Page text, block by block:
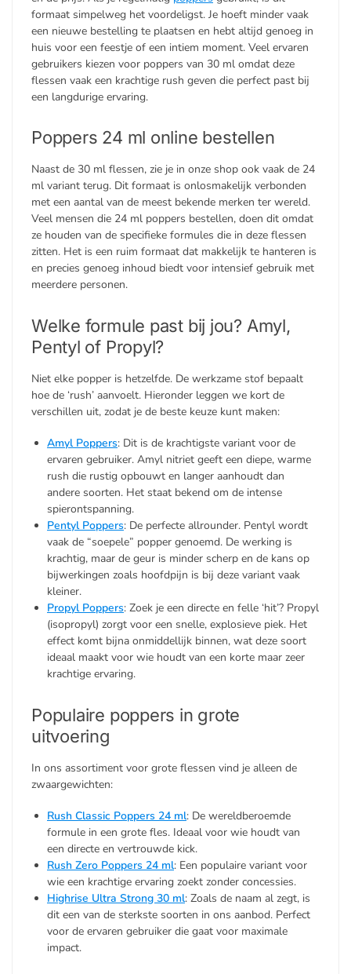
formaat simpelweg het voordeligst. Je hoeft minder vaak
een nieuwe bestelling te plaatsen en hebt altijd genoeg in
huis voor een feestje of een intiem moment. Veel ervaren
gebruikers kiezen voor poppers van 30 ml omdat deze
flessen vaak een krachtige rush geven die perfect past bij
een langdurige ervaring.
Poppers 24 ml online bestellen
Naast de 30 ml flessen, zie je in onze shop ook vaak de 24
ml variant terug. Dit formaat is onlosmakelijk verbonden
met een aantal van de meest bekende merken ter wereld.
Veel mensen die 24 ml poppers bestellen, doen dit omdat
ze houden van de specifieke formules die in deze flessen
zitten. Het is een ruim formaat dat makkelijk te hanteren is
en precies genoeg inhoud biedt voor intensief gebruik met
meerdere personen.
Welke formule past bij jou? Amyl,
Pentyl of Propyl?
Niet elke popper is hetzelfde. De werkzame stof bepaalt
hoe de ‘rush’ aanvoelt. Hieronder leggen we kort de
verschillen uit, zodat je de beste keuze kunt maken:
Amyl Poppers: Dit is de krachtigste variant voor de
ervaren gebruiker. Amyl nitriet geeft een diepe, warme
rush die rustig opbouwt en langer aanhoudt dan
andere soorten. Het staat bekend om de intense
spierontspanning.
Pentyl Poppers: De perfecte allrounder. Pentyl wordt
vaak de “soepele” popper genoemd. De werking is
krachtig, maar de geur is minder scherp en de kans op
bijwerkingen zoals hoofdpijn is bij deze variant vaak
kleiner.
Propyl Poppers: Zoek je een directe en felle ‘hit’? Propyl
(isopropyl) zorgt voor een snelle, explosieve piek. Het
effect komt bijna onmiddellijk binnen, wat deze soort
ideaal maakt voor wie houdt van een korte maar zeer
krachtige ervaring.
Populaire poppers in grote
uitvoering
In ons assortiment voor grote flessen vind je alleen de
zwaargewichten:
Rush Classic Poppers 24 ml: De wereldberoemde
formule in een grote fles. Ideaal voor wie houdt van
een directe en vertrouwde kick.
Rush Zero Poppers 24 ml: Een populaire variant voor
wie een krachtige ervaring zoekt zonder concessies.
Highrise Ultra Strong 30 ml: Zoals de naam al zegt, is
dit een van de sterkste soorten in ons aanbod. Perfect
voor de ervaren gebruiker die gaat voor maximale
impact.